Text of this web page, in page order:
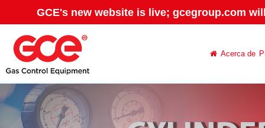
GCE's new website is live; gcegroup.com
Acerca de